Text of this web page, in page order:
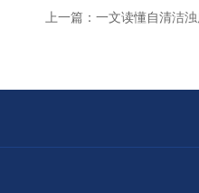
上一篇： 一文读懂自清洁